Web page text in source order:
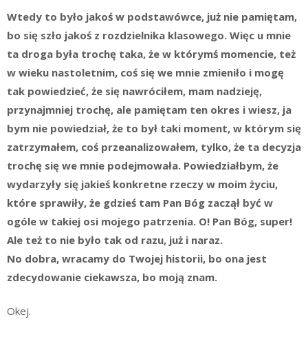
Wtedy to było jakoś w podstawówce, już nie pamiętam,
bo się szło jakoś z rozdzielnika klasowego. Więc u mnie
ta droga była trochę taka, że w którymś momencie, też
w wieku nastoletnim, coś się we mnie zmieniło i mogę
tak powiedzieć, że się nawróciłem, mam nadzieję,
przynajmniej trochę, ale pamiętam ten okres i wiesz, ja
bym nie powiedział, że to był taki moment, w którym się
zatrzymałem, coś przeanalizowałem, tylko, że ta decyzja
trochę się we mnie podejmowała. Powiedziałbym, że
wydarzyły się jakieś konkretne rzeczy w moim życiu,
które sprawiły, że gdzieś tam Pan Bóg zaczął być w
ogóle w takiej osi mojego patrzenia. O! Pan Bóg, super!
Ale też to nie było tak od razu, już i naraz.
No dobra, wracamy do Twojej historii, bo ona jest
zdecydowanie ciekawsza, bo moją znam.
Okej.